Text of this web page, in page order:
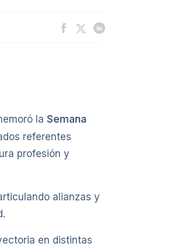
la Semana
referentes
profesión y
alianzas y
en distintas